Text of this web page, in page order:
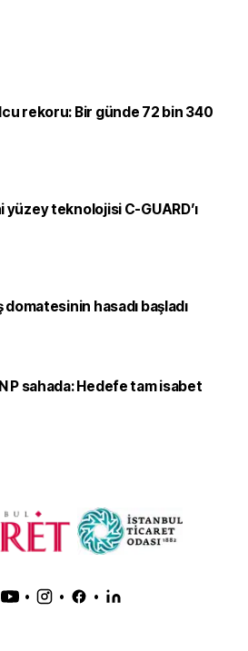
rekoru: Bir günde 72 bin 340
teknolojisi C-GUARD’ı
hasadı başladı
P sahada: Hedefe tam isabet
• • •